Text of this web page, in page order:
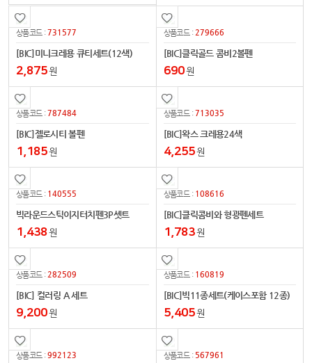
상품코드 :731577
[BIC]미니크레용 큐티세트(12색)
2,875원
상품코드 : 279666
[BIC]클릭골드 콤비2볼펜
690원
상품코드 :787484
[BIC]젤로시티 볼펜
1,185원
상품코드 :713035
[BIC]왁스 크레용24색
4,255원
상품코드 : 140555
빅라운드스틱이지터치펜3P셋트
1,438원
상품코드 : 108616
[BIC]클릭콤비와 형광펜세트
1,783원
상품코드 :282509
[BIC] 컬러링 A 세트
9,200원
상품코드 : 160819
[BIC]빅11종세트(케이스포함 12종)
5,405원
상품코드 :992123 상품코드 : 567961